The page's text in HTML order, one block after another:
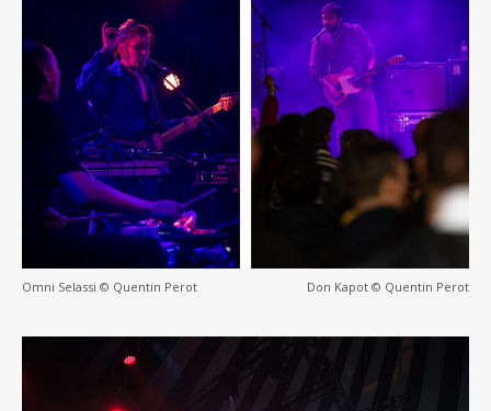
Omni Selassi © Quentin Perot Don Kapot © Quentin Perot